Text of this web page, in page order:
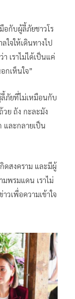
อกับผู้ลี้ภัยชาวโร
ใจให้เดินทางไป
เราไม่ได้เป็นแค่
กเห็นใจ”
ภัยที่ไม่เหมือนกับ
ย ถัง กะละมัง
และกลายเป็น
ดสงคราม และมีผู้
มพรมแดน เราไม่
วเพื่อความเข้าใจ